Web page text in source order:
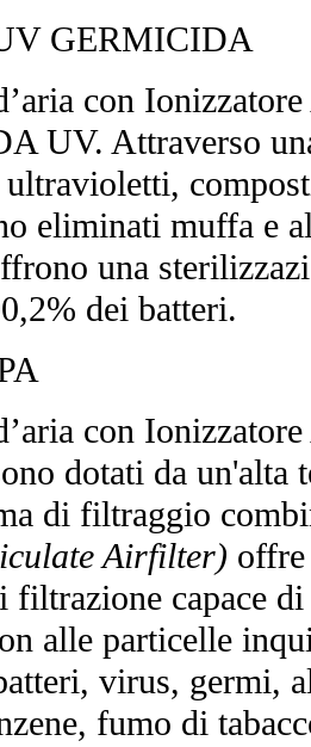
GERMICIDA
con
UV. Attraverso
eliminati muffa e
una
dei batteri.
con
dotati da
di filtraggio
Airfilter)
filtrazione capace
alle particelle
virus, germi,
fumo di